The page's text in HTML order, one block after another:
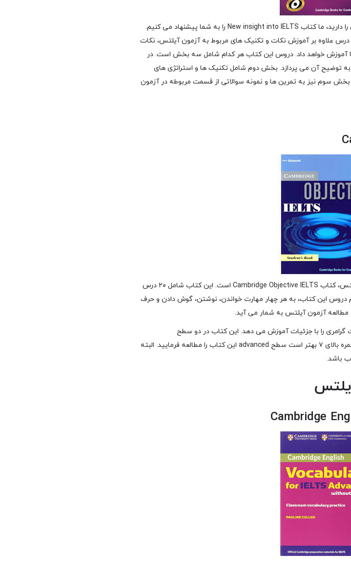
اگر فرصت کمی برای مطالعه جهت شرکت در آزمون آیلتس را دارید، ما کتاب New insight into IELTS را به شما پیشنهاد می کنیم.
این کتاب به طور کلی شامل ۴ درس است که در طی این ۴ درس علاوه بر آموزش نکات و تکنیک های مربوط به آزمون آیلتس، نکات
آموزش خواهد داد. دروس این کتاب هر کدام شامل سه بخش است. در
آن می پردازد. بخش دوم شامل تکنیک ها و استراتژی های
سوم نیز به تمرین ها و نمونه سوالاتی از قسمت مربوطه در آزمون
یکی دیگر از منابع بسیار خوب برای آمادگی برای آزمون آیلتس، کتاب Cambridge Objective IELTS است. این کتاب شامل ۲۰ درس
این کتاب، به هر چهار مهارت خواندن، نوشتن، گوش دادن و حرف
آزمون آیلتس به شمار می آید.
را با جزئیات آموزش می دهد. این کتاب در دو سطح
Intermediate و Advanced ارائه شده است. برای دریافت نمره بالای ۷ بهتر است سطح advanced این کتاب را مطالعه فرمایید. البته
باشد.